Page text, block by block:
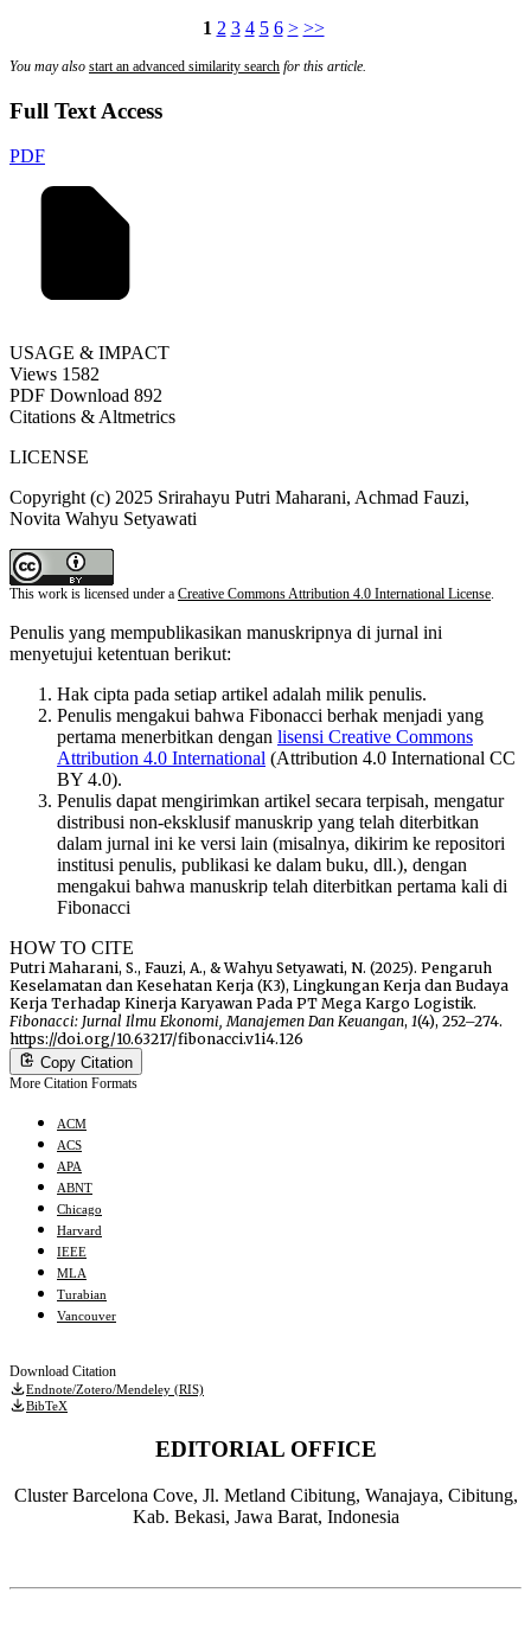
1 2 3 4 5 6 > >>
You may also start an advanced similarity search for this article.
Full Text Access
PDF
USAGE & IMPACT
Views 1582
PDF Download 892
Citations & Altmetrics
LICENSE
Copyright (c) 2025 Srirahayu Putri Maharani, Achmad Fauzi,
Novita Wahyu Setyawati
This work is licensed under a Creative Commons Attribution 4.0 International License.
Penulis yang mempublikasikan manuskripnya di jurnal ini
menyetujui ketentuan berikut:
Hak cipta pada setiap artikel adalah milik penulis.
Penulis mengakui bahwa Fibonacci berhak menjadi yang
pertama menerbitkan dengan lisensi Creative Commons
Attribution 4.0 International (Attribution 4.0 International CC
BY 4.0).
Penulis dapat mengirimkan artikel secara terpisah, mengatur
distribusi non-eksklusif manuskrip yang telah diterbitkan
dalam jurnal ini ke versi lain (misalnya, dikirim ke repositori
institusi penulis, publikasi ke dalam buku, dll.), dengan
mengakui bahwa manuskrip telah diterbitkan pertama kali di
Fibonacci
HOW TO CITE
Putri Maharani, S., Fauzi, A., & Wahyu Setyawati, N. (2025). Pengaruh
Keselamatan dan Kesehatan Kerja (K3), Lingkungan Kerja dan Budaya
Kerja Terhadap Kinerja Karyawan Pada PT Mega Kargo Logistik.
Fibonacci: Jurnal Ilmu Ekonomi, Manajemen Dan Keuangan, 1(4), 252–274.
https://doi.org/10.63217/fibonacci.v1i4.126
Copy Citation
More Citation Formats
ACM
ACS
APA
ABNT
Chicago
Harvard
IEEE
MLA
Turabian
Vancouver
Download Citation
Endnote/Zotero/Mendeley (RIS)
BibTeX
EDITORIAL OFFICE
Cluster Barcelona Cove, Jl. Metland Cibitung, Wanajaya, Cibitung,
Kab. Bekasi, Jawa Barat, Indonesia